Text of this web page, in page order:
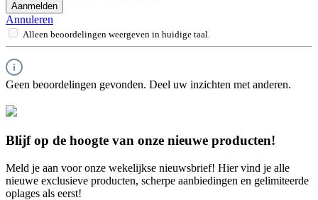
Aanmelden
Annuleren
Alleen beoordelingen weergeven in huidige taal.
Geen beoordelingen gevonden. Deel uw inzichten met anderen.
Blijf op de hoogte van onze nieuwe producten!
Meld je aan voor onze wekelijkse nieuwsbrief! Hier vind je alle
nieuwe exclusieve producten, scherpe aanbiedingen en gelimiteerde
oplages als eerst!